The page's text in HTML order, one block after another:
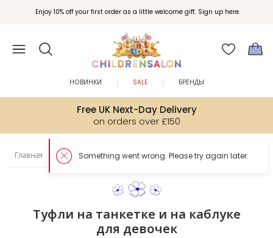
Enjoy 10% off your first order as a little welcome gift. Sign up here.
Free UK Next-Day Delivery
on orders over £150
НОВИНКИ SALE БРЕНДЫ
Главная Обувь Туфли на танкетке и на каблуке
Туфли на танкетке и на каблуке
для девочек
Something went wrong. Please try again later.